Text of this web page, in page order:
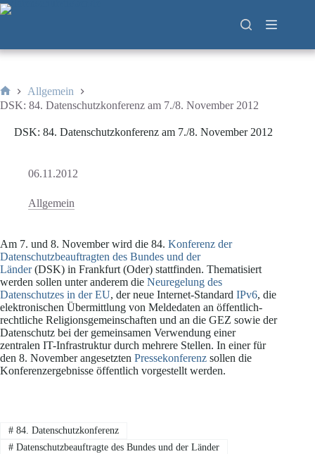
Zum
Inhalt
Start
Allgemein
DSK: 84. Datenschutzkonferenz am 7./8. November 2012
DSK: 84. Datenschutzkonferenz am 7./8. November 2012
06.11.2012
Allgemein
Am 7. und 8. November wird die 84. Konferenz der
Datenschutzbeauftragten des Bundes und der
Länder(DSK) in Frankfurt (Oder) stattfinden. Thematisiert
werden sollen unter anderem die Neuregelung des
Datenschutzes in der EU, der neue Internet-Standard IPv6, die
elektronischen Übermittlung von Meldedaten an öffentlich-
rechtliche Religionsgemeinschaften und an die GEZ sowie der
Datenschutz bei der gemeinsamen Verwendung einer
zentralen IT-Infrastruktur durch mehrere Stellen. In einer für
den 8. November angesetzten Pressekonferenz sollen die
Konferenzergebnisse öffentlich vorgestellt werden.
#84. Datenschutzkonferenz
#Datenschutzbeauftragte des Bundes und der Länder